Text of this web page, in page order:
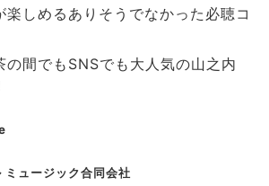
楽しめるありそうでなかった必聴コ
の間でもSNSでも大人気の山之内
ミュージック合同会社